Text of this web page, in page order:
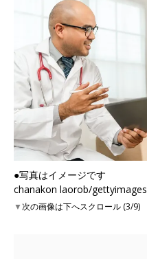
●写真はイメージです
chanakon laorob/gettyimages
▼次の画像は下へスクロール (3/9)